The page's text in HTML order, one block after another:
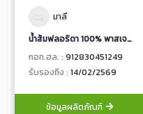
มาลี
น้ำส้มฟลอริดา 100% พาสเจอร์ไรส์ พร้อมเนื้อส้มและเกล็ดส้ม
กอท.ฮล. : 912830451249
รับรองถึง : 14/02/2569
ข้อมูลผลิตภัณฑ์